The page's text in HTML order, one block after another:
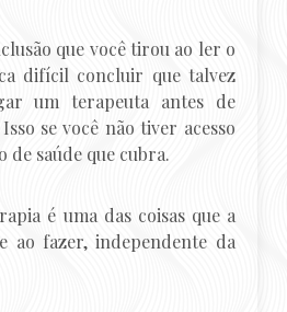
que você tirou ao ler o
difícil concluir que talvez
um terapeuta antes de
se você não tiver acesso
de saúde que cubra.
é uma das coisas que a
ao fazer, independente da